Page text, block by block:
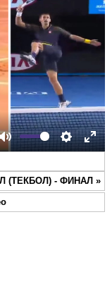
Mute Settings
(ТЕКБОЛ) - ФИНАЛ »